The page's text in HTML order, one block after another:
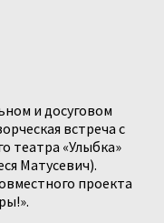
и досуговом
встреча с
театра «Улыбка»
Матусевич).
проекта